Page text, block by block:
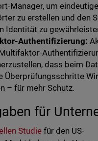
Manager, um eindeutige
zu erstellen und den
Identität zu
Authentifizierung:
dass beim
Überprüfungsschritte
– für mehr Schutz.
für
Studiefür den US-